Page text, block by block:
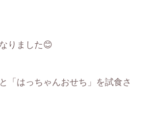
りました😊
「はっちゃんおせち」を試食さ